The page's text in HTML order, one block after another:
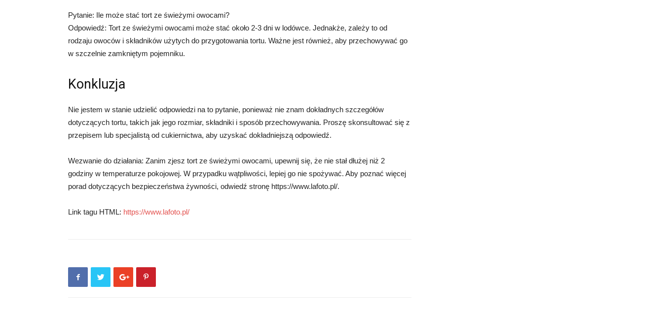
Pytanie: Ile może stać tort ze świeżymi owocami?
Odpowiedź: Tort ze świeżymi owocami może stać około 2-3 dni w lodówce. Jednakże, zależy to od
rodzaju owoców i składników użytych do przygotowania tortu. Ważne jest również, aby przechowywać go
w szczelnie zamkniętym pojemniku.
Konkluzja
Nie jestem w stanie udzielić odpowiedzi na to pytanie, ponieważ nie znam dokładnych szczegółów
dotyczących tortu, takich jak jego rozmiar, składniki i sposób przechowywania. Proszę skonsultować się z
przepisem lub specjalistą od cukiernictwa, aby uzyskać dokładniejszą odpowiedź.
Wezwanie do działania: Zanim zjesz tort ze świeżymi owocami, upewnij się, że nie stał dłużej niż 2
godziny w temperaturze pokojowej. W przypadku wątpliwości, lepiej go nie spożywać. Aby poznać więcej
porad dotyczących bezpieczeństwa żywności, odwiedź stronę https://www.lafoto.pl/.
Link tagu HTML: https://www.lafoto.pl/